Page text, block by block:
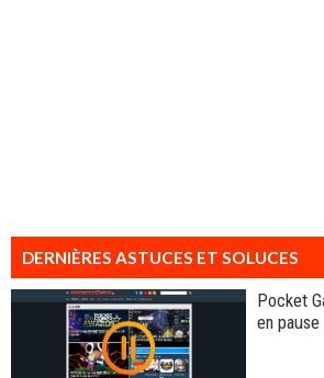
DERNIÈRES ASTUCES ET SOLUCES
Pocket
en pause